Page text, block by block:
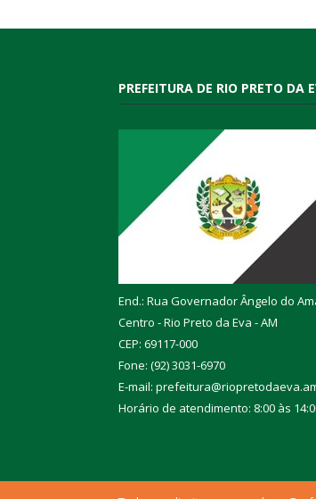
PREFEITURA DE RIO PRETO DA
End.: Rua Governador Ângelo do
Centro - Rio Preto da Eva - AM
CEP: 69117-000
Fone: (92) 3031-6970
E-mail:
Horário de atendimento: 8:00 às